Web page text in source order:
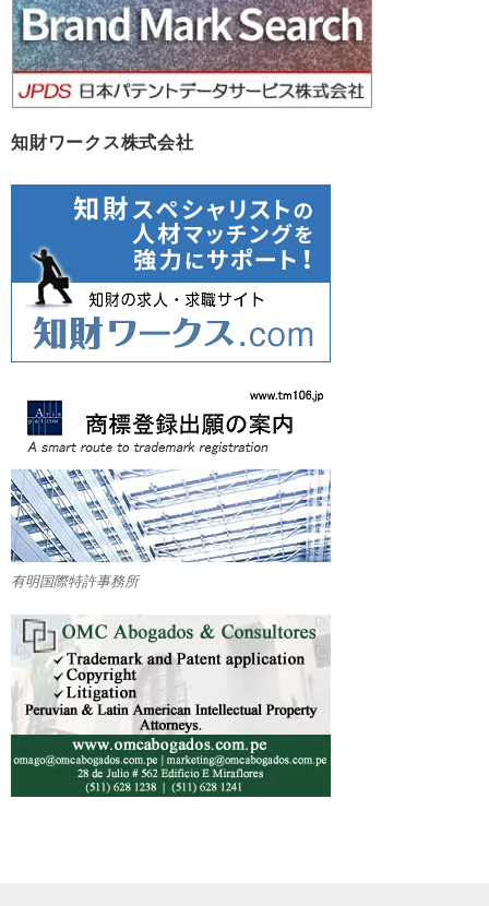
知財ワークス株式会社
有明国際特許事務所